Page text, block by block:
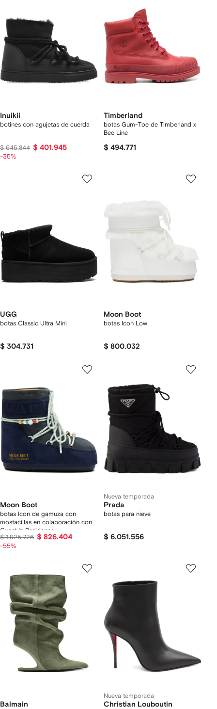
Inuikii
botines con agujetas de cuerda
$ 645.844 $ 401.945
-35%
Timberland
botas Gum-Toe de Timberland x
Bee Line
$ 494.771
UGG
botas Classic Ultra Mini
$ 304.731
Moon Boot
botas Icon Low
$ 800.032
Moon Boot
botas Icon de gamuza con
mostacillas en colaboración con
Guest In Residence
$ 1.925.726 $ 826.404
-55%
Nueva temporada
Prada
botas para nieve
$ 6.051.556
Balmain
Nueva temporada
Christian Louboutin